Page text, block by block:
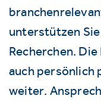
unterstützen
Recherchen.
auch persönlich
weiter.